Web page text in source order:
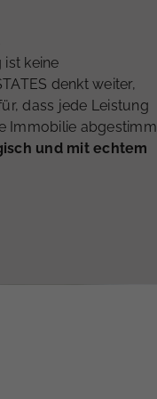
keine
denkt weiter,
dass jede Leistung
Immobilie
und mit echtem